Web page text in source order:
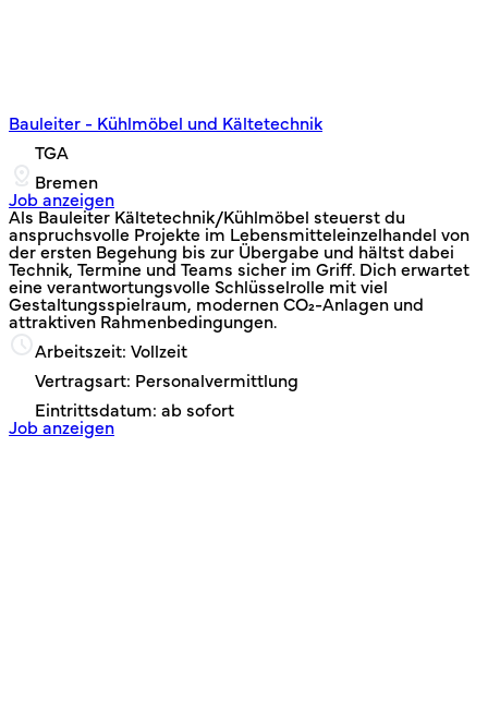
Bauleiter - Kühlmöbel und Kältetechnik
TGA
Bremen
Job anzeigen
Als Bauleiter Kältetechnik/Kühlmöbel steuerst du
anspruchsvolle Projekte im Lebensmitteleinzelhandel von
der ersten Begehung bis zur Übergabe und hältst dabei
Technik, Termine und Teams sicher im Griff. Dich erwartet
eine verantwortungsvolle Schlüsselrolle mit viel
Gestaltungsspielraum, modernen CO₂‑Anlagen und
attraktiven Rahmenbedingungen.
Arbeitszeit: Vollzeit
Vertragsart: Personalvermittlung
Eintrittsdatum: ab sofort
Job anzeigen